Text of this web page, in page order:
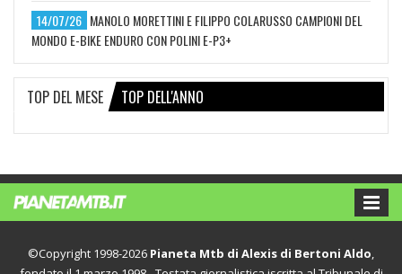
14/07/26 MANOLO MORETTINI E FILIPPO COLARUSSO CAMPIONI DEL
MONDO E-BIKE ENDURO CON POLINI E-P3+
TOP DEL MESE TOP DELL'ANNO
©Copyright 1998-2026 Pianeta Mtb di Alexis di Bertoni Aldo,